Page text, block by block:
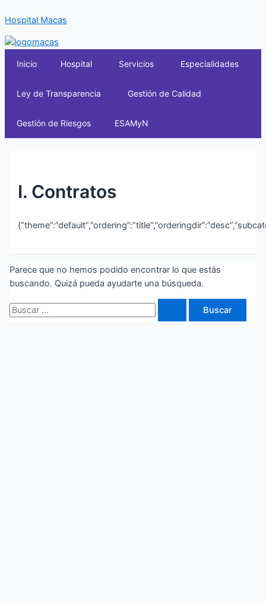
al
contenido
Hospital Macas
Inicio Hospital Servicios Especialidades
Ley de Transparencia Gestión de Calidad
Gestión de Riesgos ESAMyN
I. Contratos
Parece que no hemos podido encontrar lo que estás
buscando. Quizá pueda ayudarte una búsqueda.
Buscar
por: